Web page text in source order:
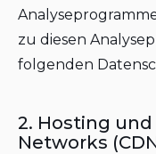
zu diesen
folgenden
2. Hosting
Networks